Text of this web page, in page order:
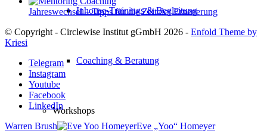
Inhouse-Trainings & Begleitung
Coaching & Beratung
Workshops
Jahreswechsel – Tipps für die Zeit der Erneuerung
© Copyright - Circlewise Institut gGmbH 2026 - Enfold Theme by
Kriesi
Telegram
Instagram
Youtube
Facebook
LinkedIn
Warren Brush
Eve „Yoo“ Homeyer